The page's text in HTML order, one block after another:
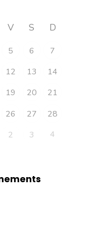
V S D
5 6
7
12 13
14
19 20
21
26 27
28
2 3 4